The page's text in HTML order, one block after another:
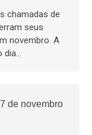
chamadas de
seus
novembro. A
dia…
de novembro